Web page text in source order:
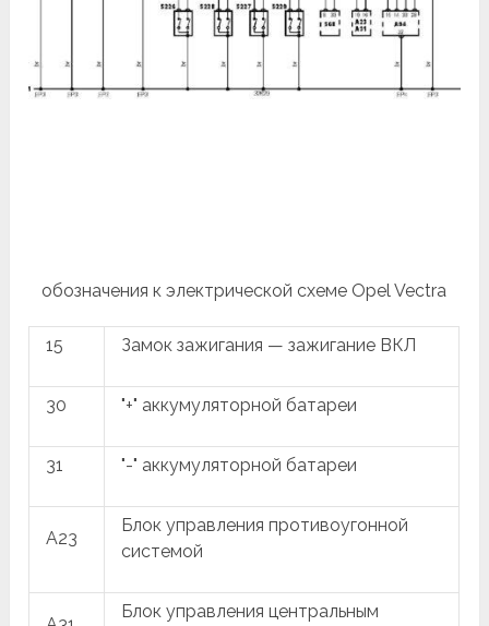
обозначения к электрической схеме Opel Vectra
15 Замок зажигания — зажигание ВКЛ
30 "+" аккумуляторной батареи
31 "-" аккумуляторной батареи
A23
Блок управления противоугонной
системой
Блок управления центральным